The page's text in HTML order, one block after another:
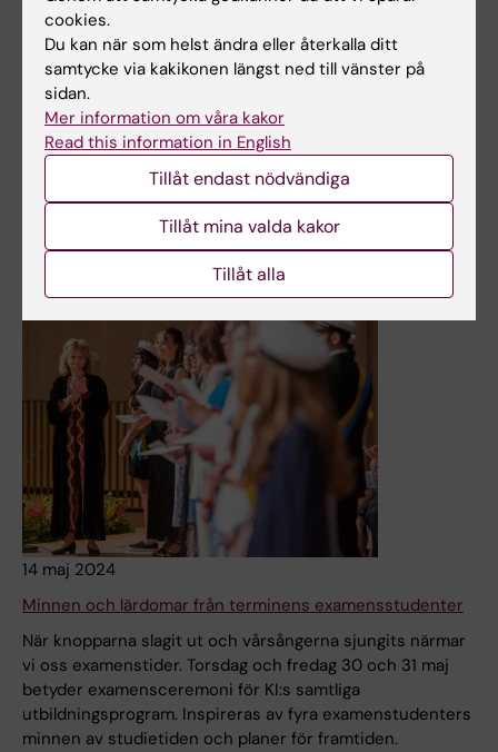
Studenter nöjda med sin utbildning på KI - och redo för
yrkeslivet vid examen
Resultatet av den senaste examensenkäten läsåret 23/24
visar att studenter vid KI generellt är nöjda med sin
utbildning och känner sig förberedda på kommande
yrkesliv. Studenternas svar i de öppna frågorna ger viktiga
perspektiv och idéer till utvecklingen av utbildningen.
14 maj 2024
Minnen och lärdomar från terminens examensstudenter
När knopparna slagit ut och vårsångerna sjungits närmar
vi oss examenstider. Torsdag och fredag 30 och 31 maj
betyder examensceremoni för KI:s samtliga
utbildningsprogram. Inspireras av fyra examenstudenters
minnen av studietiden och planer för framtiden.
cookies.
Du kan när som helst ändra eller återkalla ditt
samtycke via kakikonen längst ned till vänster på
sidan.
Mer information om våra kakor
Read this information in English
Tillåt endast nödvändiga
Tillåt mina valda kakor
Tillåt alla